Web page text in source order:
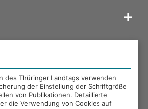
THÜRINGER LANDTAGS
des Thüringer Landtags verwenden
der Einstellung der Schriftgröße
von Publikationen. Detaillierte
die Verwendung von Cookies auf